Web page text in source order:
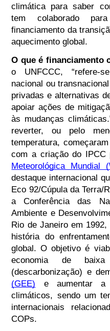
climática para saber
tem colaborado
financiamento da
aquecimento global.
O que é financiamento
o UNFCCC, “refere-
nacional ou
privadas e alternativas
apoiar ações de
às mudanças
reverter, ou pelo
temperatura,
com a criação do IPCC
Meteorológica Mundial
destaque internacional
Eco 92/Cúpula da Terra/
a Conferência das
Ambiente e
Rio de Janeiro em
história do
global. O objetivo é
economia de
(descarbonização) e
(GEE) e aumentar a
climáticos, sendo um
internacionais
COPs.